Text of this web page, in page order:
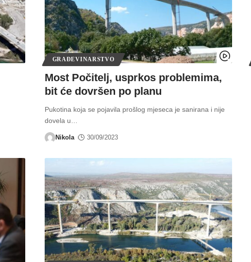
GRAĐEVINARSTVO
Most Počitelj, usprkos problemima,
bit će dovršen po planu
Pukotina koja se pojavila prošlog mjeseca je sanirana i nije
dovela u
Nikola 30/09/2023